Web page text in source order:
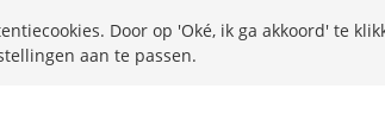
Door op 'Oké, ik ga akkoord' te
aan te passen.